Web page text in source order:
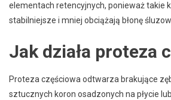
elementach retencyjnych, ponieważ takie
stabilniejsze i mniej obciążają błonę
Jak działa proteza
Proteza częściowa odtwarza brakujące
sztucznych koron osadzonych na płycie